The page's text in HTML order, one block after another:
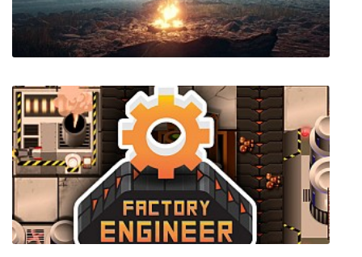
Bridge Constructor + DLC
Dead Matter